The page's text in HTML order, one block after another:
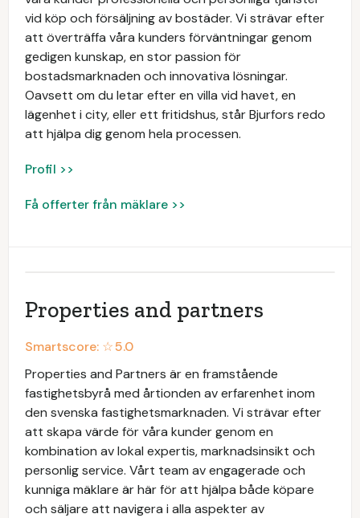
vid köp och försäljning av bostäder. Vi strävar efter
att överträffa våra kunders förväntningar genom
gedigen kunskap, en stor passion för
bostadsmarknaden och innovativa lösningar.
Oavsett om du letar efter en villa vid havet, en
lägenhet i city, eller ett fritidshus, står Bjurfors redo
att hjälpa dig genom hela processen.
Profil >>
Få offerter från mäklare >>
Properties and partners
Smartscore: ☆5.0
Properties and Partners är en framstående
fastighetsbyrå med årtionden av erfarenhet inom
den svenska fastighetsmarknaden. Vi strävar efter
att skapa värde för våra kunder genom en
kombination av lokal expertis, marknadsinsikt och
personlig service. Vårt team av engagerade och
kunniga mäklare är här för att hjälpa både köpare
och säljare att navigera i alla aspekter av